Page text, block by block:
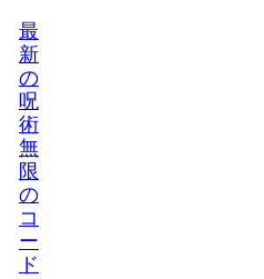
最
新
の
呪
術
無
限
の
コ
ー
ド